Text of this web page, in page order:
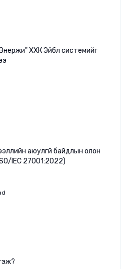
ХХК Эйбл системийг
аюулгүй байдлын олон
IEC 27001:2022)